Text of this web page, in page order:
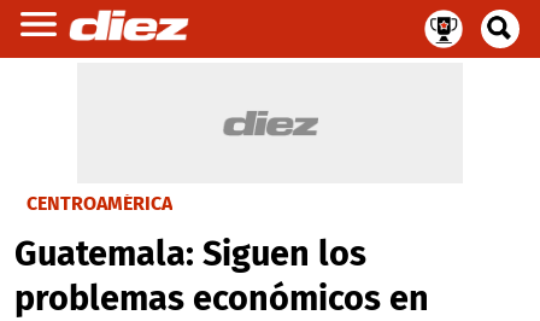
CENTROAMÉRICA
Guatemala: Siguen los
problemas económicos en